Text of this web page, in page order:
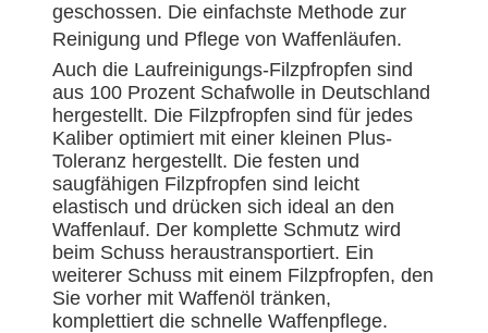
geschossen. Die einfachste Methode zur
Reinigung und Pflege von Waffenläufen.
Auch die Laufreinigungs-Filzpfropfen sind
aus 100 Prozent Schafwolle in Deutschland
hergestellt. Die Filzpfropfen sind für jedes
Kaliber optimiert mit einer kleinen Plus-
Toleranz hergestellt. Die festen und
saugfähigen Filzpfropfen sind leicht
elastisch und drücken sich ideal an den
Waffenlauf. Der komplette Schmutz wird
beim Schuss heraustransportiert. Ein
weiterer Schuss mit einem Filzpfropfen, den
Sie vorher mit Waffenöl tränken,
komplettiert die schnelle Waffenpflege.